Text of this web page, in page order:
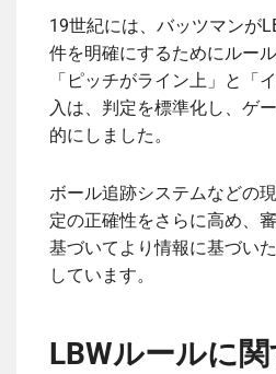
19世紀には、バッツマンが
件を明確にするためにルー
「ピッチがライン上」と「
入は、判定を標準化し、ゲ
的にしました。
ボール追跡システムなどの
定の正確性をさらに高め、
基づいてより情報に基づい
しています。
LBWルールに